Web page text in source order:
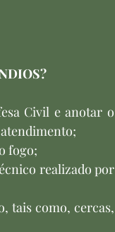
Civil e anotar o
fogo;
realizado por
tais como, cercas,